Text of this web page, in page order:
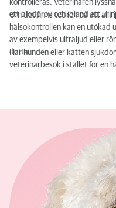
kontrolleras. Veterinären
ett blodprov och ibland ett
Om det finns tecken på att allt
hälsokontrollen kan en utökad
av exempelvis ultraljud eller
detta.
Har hunden eller katten
veterinärbesök i stället för en